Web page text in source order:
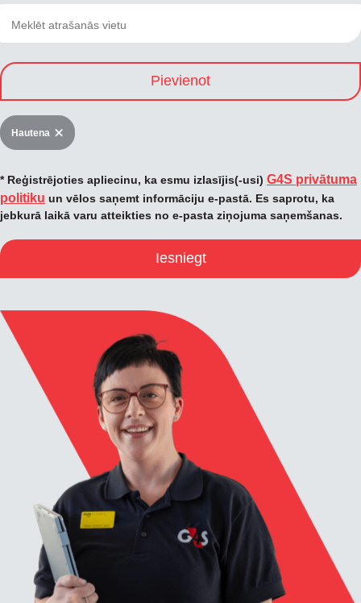
Pievienot
Hautena
* Reģistrējoties apliecinu, ka esmu izlasījis(-usi) G4S privātuma
politiku un vēlos saņemt informāciju e-pastā. Es saprotu, ka
jebkurā laikā varu atteikties no e-pasta ziņojuma saņemšanas.
Iesniegt